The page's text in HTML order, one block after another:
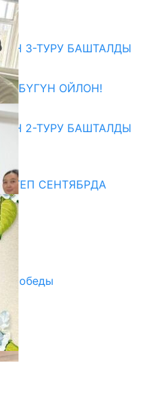
3-ТУРУ БАШТАЛДЫ
БҮГҮН ОЙЛОН!
2-ТУРУ БАШТАЛДЫ
СЕНТЯБРДА
Победы